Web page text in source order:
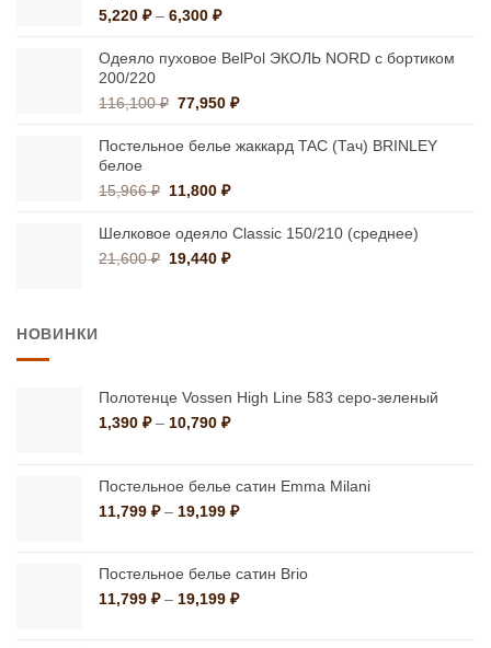
5,220 ₽ – 6,300 ₽Диапазон
5,220 ₽
6,300 ₽
Одеяло пуховое BelPol ЭКОЛЬ NORD с бортиком
200/220
116,100₽ Первоначальная
составляла
77,950₽Текущая
77,950 ₽.
Постельное белье жаккард TAC (Тач) BRINLEY
белое
15,966₽ Первоначальная
составляла
15,966 ₽.
11,800₽Текущая
11,800 ₽.
Шелковое одеяло Classic 150/210 (среднее)
21,600₽ Первоначальная
19,440₽Текущая
НОВИНКИ
Полотенце Vossen High Line 583 серо-зеленый
1,390 ₽ – 10,790 ₽Диапазон
–
10,790 ₽
Постельное белье сатин Emma Milani
11,799 ₽ – 19,199 ₽Диапазон
–
19,199 ₽
Постельное белье сатин Brio
11,799 ₽ – 19,199 ₽Диапазон